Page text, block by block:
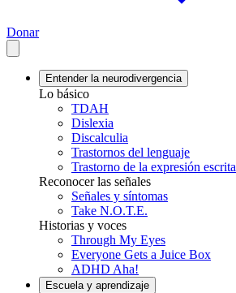
Donar
Entender la neurodivergencia
Lo básico
TDAH
Dislexia
Discalculia
Trastornos del lenguaje
Trastorno de la expresión escrita
Reconocer las señales
Señales y síntomas
Take N.O.T.E.
Historias y voces
Through My Eyes
Everyone Gets a Juice Box
ADHD Aha!
Escuela y aprendizaje